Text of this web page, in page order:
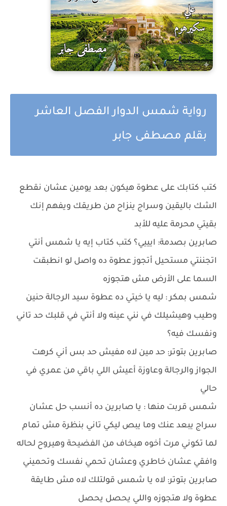
رواية شمس الدوار الفصل العاشر
بقلم مصطفى جابر
كتب كتابك على عطوة هيكون بعد يومين عشان نقطع
الشك باليقين وسراج ينزاح من طريقك ويفهم إنك
بقيتي محرمة عليه للأبد
صابرين بصدمة: ايييي؟ كتب كتاب إيه يا شمس أنتي
اتجننتي مستحيل أتجوز عطوة ده واصل لو انطبقت
السما على الأرض مش هتجوزه
شمس بمكر : ليه يا خيتي ده عطوة سيد الرجالة حنين
وطيب وهيشيلك في نني عينه ولا أنتي في قلبك حد تاني
ونفسك فيه؟
صابرين بتوتر: حد مين لاه مفيش حد بس أني كرهت
الجواز والرجالة وعاوزة أعيش اللي باقي من عمري في
حالي
شمس قربت منها : يا صابرين ده أنسب حل عشان
سراج يبعد عنك وما يبص ليكي تاني بنظرة مش تمام
لما تكوني مرت أخوه هيخاف من الفضيحة وهيروح لحاله
وافقي عشان خاطري وعشان تحمي نفسك وتحميني
صابرين بتوتر: لاه يا شمس قولتلك لاه مش طايقة
عطوة ولا هتجوزه واللي يحصل يحصل